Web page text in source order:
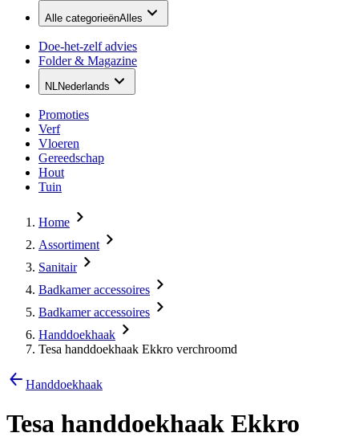
Alle categorieënAlles
Doe-het-zelf advies
Folder & Magazine
NLNederlands
Promoties
Verf
Vloeren
Gereedschap
Hout
Tuin
Home
Assortiment
Sanitair
Badkamer accessoires
Badkamer accessoires
Handdoekhaak
Tesa handdoekhaak Ekkro verchroomd
Handdoekhaak
Tesa handdoekhaak Ekkro